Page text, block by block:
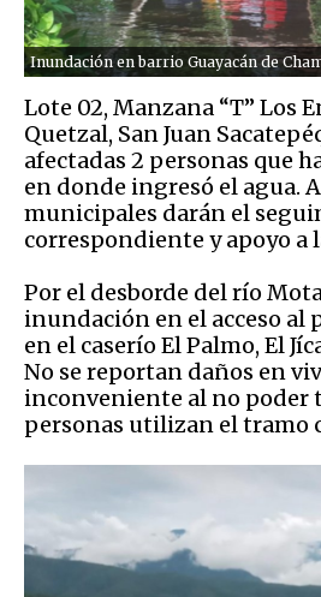
Inundación en barrio Guayacán de
Lote 02, Manzana “T” Los
Quetzal, San Juan
afectadas 2 personas que
en donde ingresó el agua.
municipales darán el
correspondiente y apoyo a
Por el desborde del río
inundación en el acceso al
en el caserío El Palmo, El
No se reportan daños en
inconveniente al no poder
personas utilizan el tramo